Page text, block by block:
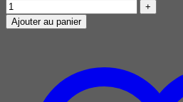
Ajouter au panier